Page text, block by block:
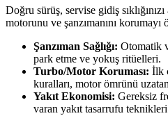
Doğru sürüş, servise gidiş sıklığınızı
motorunu ve şanzımanını korumayı
Şanzıman Sağlığı: Otomatik
park etme ve yokuş ritüelleri.
Turbo/Motor Koruması: İlk
kuralları, motor ömrünü
Yakıt Ekonomisi: Gereksiz
varan yakıt tasarrufu